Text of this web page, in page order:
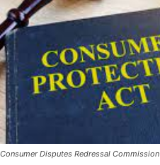
Consumer Disputes Redressal Commission